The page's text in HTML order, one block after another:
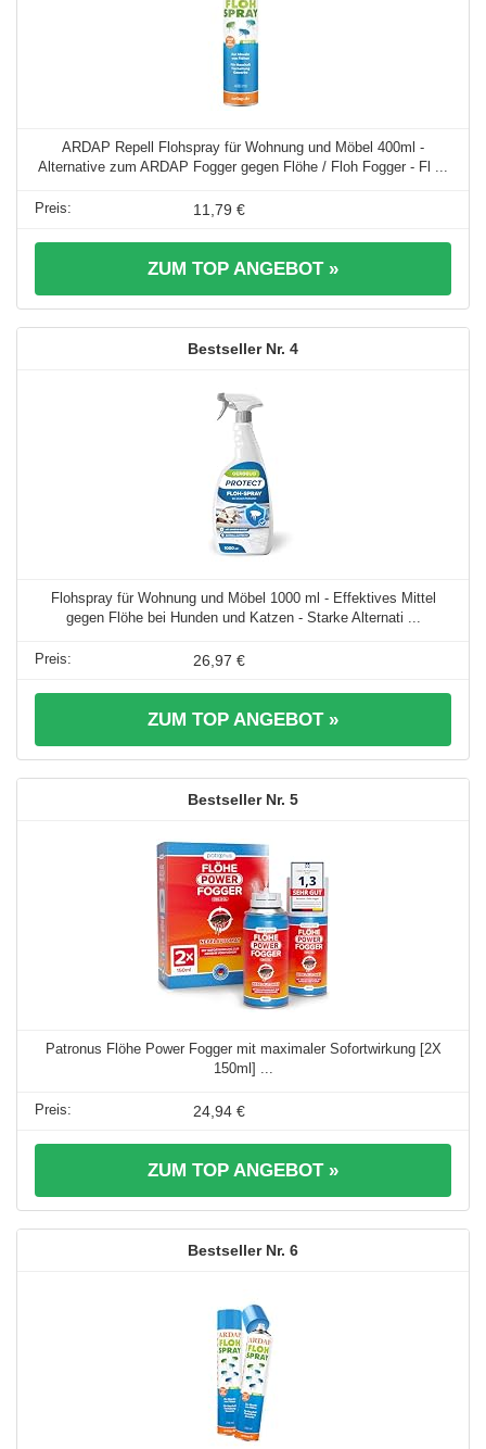
ARDAP Repell Flohspray für Wohnung und Möbel 400ml -
Alternative zum ARDAP Fogger gegen Flöhe / Floh Fogger - Fl ...
11,79 €
ZUM TOP ANGEBOT »
4
Flohspray für Wohnung und Möbel 1000 ml - Effektives Mittel
gegen Flöhe bei Hunden und Katzen - Starke Alternati ...
26,97 €
ZUM TOP ANGEBOT »
5
Patronus Flöhe Power Fogger mit maximaler Sofortwirkung [2X
150ml] ...
24,94 €
ZUM TOP ANGEBOT »
6